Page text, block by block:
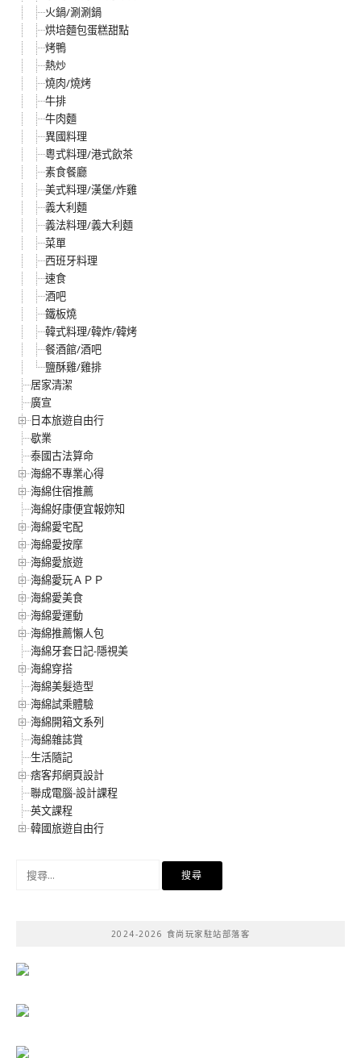
火鍋/涮涮鍋
烘培麵包蛋糕甜點
烤鴨
熱炒
燒肉/燒烤
牛排
牛肉麵
異國料理
粵式料理/港式飲茶
素食餐廳
美式料理/漢堡/炸雞
義大利麵
義法料理/義大利麵
菜單
西班牙料理
速食
酒吧
鐵板燒
韓式料理/韓炸/韓烤
餐酒館/酒吧
鹽酥雞/雞排
居家清潔
廣宣
日本旅遊自由行
歇業
泰國古法算命
海綿不專業心得
海綿住宿推薦
海綿好康便宜報妳知
海綿愛宅配
海綿愛按摩
海綿愛旅遊
海綿愛玩ＡＰＰ
海綿愛美食
海綿愛運動
海綿推薦懶人包
海綿牙套日記-隱視美
海綿穿搭
海綿美髮造型
海綿試乘體驗
海綿開箱文系列
海綿雜誌賞
生活隨記
痞客邦網頁設計
聯成電腦-設計課程
英文課程
韓國旅遊自由行
2024-2026 食尚玩家駐站部落客